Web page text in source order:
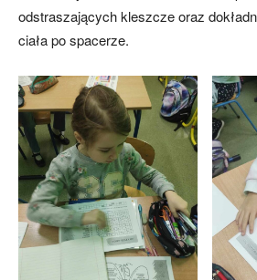
odstraszających kleszcze oraz
ciała po spacerze.